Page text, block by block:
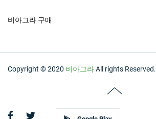
비아그라 구매
Copyright © 2020 비아그라All rights Reserved.